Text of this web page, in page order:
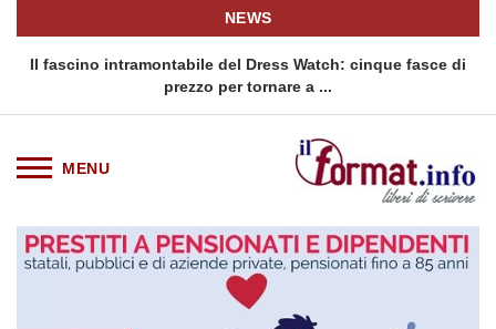
NEWS
Il fascino intramontabile del Dress Watch: cinque fasce di
prezzo per tornare a ...